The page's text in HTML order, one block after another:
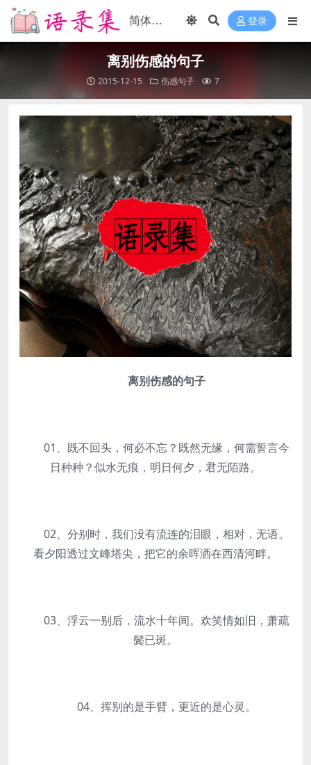
登录
离别伤感的句子
2015-12-15 伤感句子 7
离别伤感的句子
01、既不回头，何必不忘？既然无缘，何需誓言今
日种种？似水无痕，明日何夕，君无陌路。
02、分别时，我们没有流连的泪眼，相对，无语。
看夕阳透过文峰塔尖，把它的余晖洒在西清河畔。
03、浮云一别后，流水十年间。欢笑情如旧，萧疏
鬓已斑。
04、挥别的是手臂，更近的是心灵。